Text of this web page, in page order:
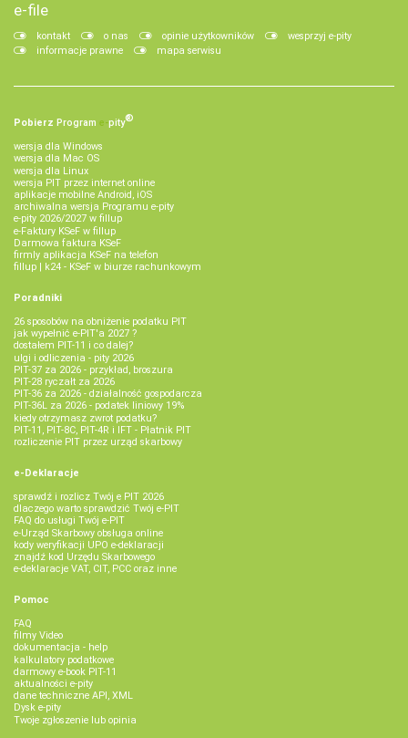
e-file
kontakt o nas opinie użytkowników
wesprzyj e-pity
informacje prawne
mapa serwisu
Pobierz Program e‑pity®
wersja dla Windows
wersja dla Mac OS
wersja dla Linux
wersja PIT przez internet online
aplikacje mobilne Android, iOS
archiwalna wersja Programu e-pity
e-pity 2026/2027 w fillup
e‑Faktury KSeF w fillup
Darmowa faktura KSeF
firmly aplikacja KSeF na telefon
fillup | k24 - KSeF w biurze rachunkowym
Poradniki
26 sposobów na obniżenie podatku PIT
jak wypełnić e-PIT'a 2027 ?
dostałem PIT-11 i co dalej?
ulgi i odliczenia - pity 2026
PIT-37 za 2026 - przykład, broszura
PIT-28 ryczałt za 2026
PIT-36 za 2026 - działalność gospodarcza
PIT-36L za 2026 - podatek liniowy 19%
kiedy otrzymasz zwrot podatku?
PIT-11, PIT-8C, PIT-4R i IFT - Płatnik PIT
rozliczenie PIT przez urząd skarbowy
e-Deklaracje
sprawdź i rozlicz Twój e PIT 2026
dlaczego warto sprawdzić Twój e-PIT
FAQ do usługi Twój e-PIT
e-Urząd Skarbowy obsługa online
kody weryfikacji UPO e-deklaracji
znajdź kod Urzędu Skarbowego
e-deklaracje VAT, CIT, PCC oraz inne
Pomoc
FAQ
filmy Video
dokumentacja - help
kalkulatory podatkowe
darmowy e-book PIT-11
aktualności e-pity
dane techniczne API, XML
Dysk e-pity
Twoje zgłoszenie lub opinia